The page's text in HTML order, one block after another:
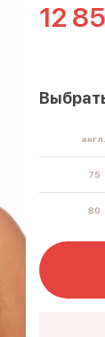
12
англ.
75
80